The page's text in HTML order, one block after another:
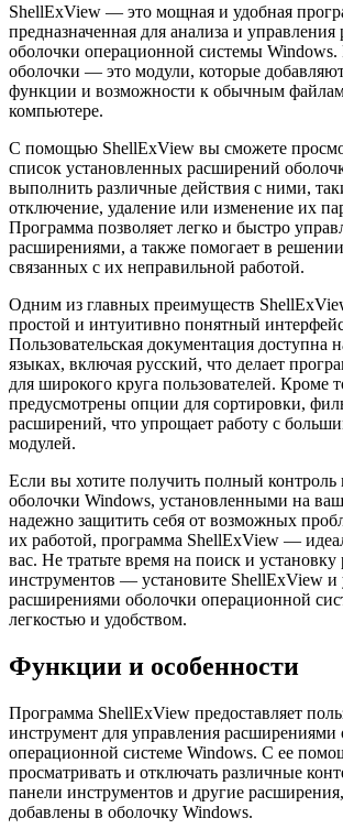
ShellExView — это мощная и удобная
предназначенная для анализа и
оболочки операционной системы
оболочки — это модули, которые
функции и возможности к обычным
компьютере.
С помощью ShellExView вы сможете
список установленных расширений
выполнить различные действия с ними,
отключение, удаление или изменение их
Программа позволяет легко и быстро
расширениями, а также помогает в
связанных с их неправильной работой.
Одним из главных преимуществ
простой и интуитивно понятный
Пользовательская документация доступна
языках, включая русский, что делает
для широкого круга пользователей. Кроме
предусмотрены опции для сортировки,
расширений, что упрощает работу с
модулей.
Если вы хотите получить полный
оболочки Windows, установленными на
надежно защитить себя от возможных
их работой, программа ShellExView —
вас. Не тратьте время на поиск и
инструментов — установите ShellExView и
расширениями оболочки операционной
легкостью и удобством.
Функции и особенности
Программа ShellExView предоставляет
инструмент для управления расширениями
операционной системе Windows. С ее
просматривать и отключать различные
панели инструментов и другие
добавлены в оболочку Windows.